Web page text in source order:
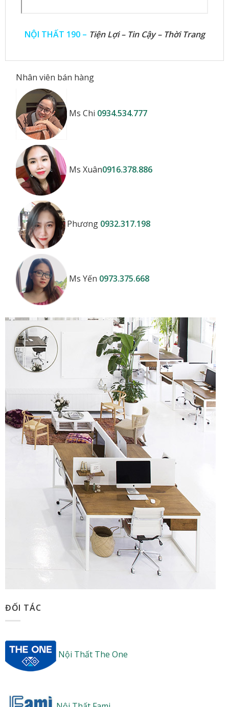
NỘI THẤT 190 – Tiện Lợi – Tin Cậy – Thời Trang
Nhân viên bán hàng
Ms Chi 0934.534.777
Ms Xuân0916.378.886
Phương 0932.317.198
Ms Yến 0973.375.668
ĐỐI TÁC
Nội Thất The One